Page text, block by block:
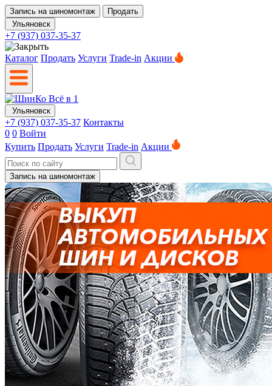
Запись на шиномонтаж
Продать
Ульяновск
+7 (937) 037-35-37
Каталог Продать Услуги Trade-in Акции
Ульяновск
+7 (937) 037-35-37 Контакты
0 0 Войти
Купить Продать Услуги Trade-in Акции
Запись на шиномонтаж